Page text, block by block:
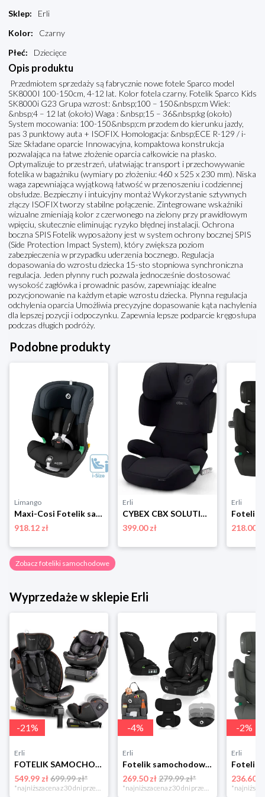
Sklep:
Erli
Kolor:
Czarny
Płeć: Dziecięce
Opis produktu
Przedmiotem sprzedaży są fabrycznie nowe fotele Sparco model
SK8000I 100-150cm, 4-12 lat. Kolor fotela czarny. Fotelik Sparco Kids
SK8000i G23 Grupa wzrost: &nbsp;100 – 150&nbsp;cm Wiek:
&nbsp;4 – 12 lat (około) Waga : &nbsp;15 – 36&nbsp;kg (około)
System mocowania: 100-150&nbsp;cm przodem do kierunku jazdy,
pas 3 punktowy auta + ISOFIX. Homologacja: &nbsp;ECE R-129 / i-
Size Składane oparcie Innowacyjna, kompaktowa konstrukcja
pozwalająca na łatwe złożenie oparcia całkowicie na płasko.
Optymalizuje to przestrzeń, ułatwiając transport i przechowywanie
fotelika w bagażniku (wymiary po złożeniu: 460 x 525 x 230 mm). Niska
waga zapewniająca wyjątkową łatwość w przenoszeniu i codziennej
obsłudze. Bezpieczny i intuicyjny montaż Wykorzystanie sztywnych
złączy ISOFIX tworzy stabilne połączenie. Zintegrowane wskaźniki
wizualne zmieniają kolor z czerwonego na zielony przy prawidłowym
wpięciu, skutecznie eliminując ryzyko błędnej instalacji. Ochrona
boczna SPIS Fotelik wyposażony jest w system ochrony bocznej SPIS
(Side Protection Impact System), który zwiększa poziom
zabezpieczenia w przypadku uderzenia bocznego. Regulacja
dopasowania do wzrostu dziecka 15-sto stopniowa synchroniczna
regulacja. Jeden płynny ruch pozwala jednocześnie dostosować
wysokość zagłówka i prowadnic pasów, zapewniając idealne
pozycjonowanie na każdym etapie wzrostu dziecka. Płynna regulacja
odchylenia oparcia Umożliwia precyzyjne dopasowanie kąta nachylenia
dla lepszej pozycji i odpoczynku. Zapewnia lepsze podparcie kręgosłupa
podczas długich podróży.
Podobne produkty
Limango
Maxi-Cosi Fotelik samochodowy "Titan I-size" w kolorze czarnym - grupa 1/2/3 rozmiar: onesize
918.12 zł
Erli
CYBEX CBX SOLUTION X I-FIX FOTELIK SAMOCHODOWY ISOFIX PURE BLACK 15-50 KG
399.00 zł
Erli
218.00 zł
Zobacz foteliki samochodowe
Wyprzedaże w sklepie Erli
-21%
Erli
FOTELIK SAMOCHODOWY OBROTOWY z NOGĄ 0-36KG ISOFIX NUKIDO I-SIZE 40-150cm
549.99 zł699.99 zł*
-4%
Erli
Fotelik samochodowy 76-150cm SZEROKIE SIEDZISKO 9-36kg Lionelo LEVI I-SIZE
269.50 zł 279.99 zł*
-2%
Erli
236.60 zł